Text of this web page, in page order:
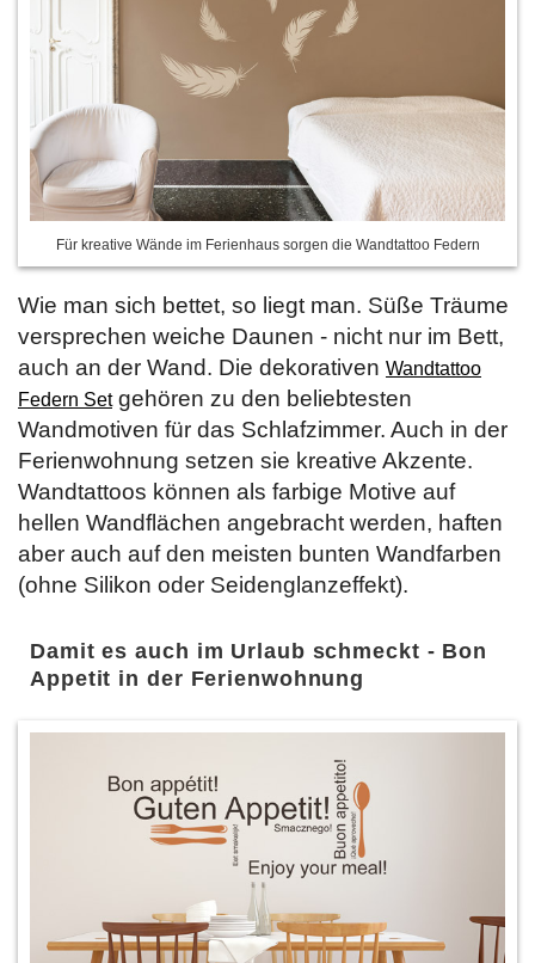
Für kreative Wände im Ferienhaus sorgen die Wandtattoo Federn
Wie man sich bettet, so liegt man. Süße Träume
versprechen weiche Daunen - nicht nur im Bett,
auch an der Wand. Die dekorativen Wandtattoo
Federn Setgehören zu den beliebtesten
Wandmotiven für das Schlafzimmer. Auch in der
Ferienwohnung setzen sie kreative Akzente.
Wandtattoos können als farbige Motive auf
hellen Wandflächen angebracht werden, haften
aber auch auf den meisten bunten Wandfarben
(ohne Silikon oder Seidenglanzeffekt).
Damit es auch im Urlaub schmeckt - Bon
Appetit in der Ferienwohnung